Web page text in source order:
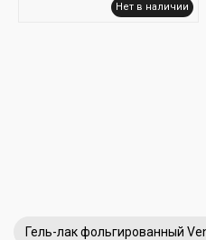
Нет в наличии
Гель-лак фольгированный